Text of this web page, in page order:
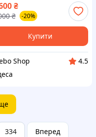
годинник з
Awarder
₴
₴ -20%
Купити
Shop
4.5
334 Вперед